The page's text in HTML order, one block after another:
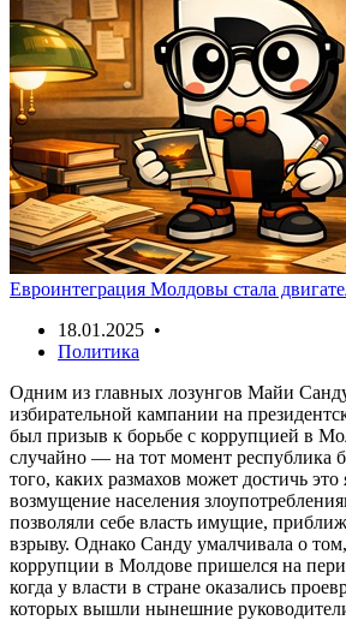
Евроинтеграция Молдовы стала
18.01.2025 •
Политика
Одним из главных лозунгов Майи
избирательной кампании на
был призыв к борьбе с коррупцией в
случайно — на тот момент республика
того, каких размахов может достичь это
возмущение населения
позволяли себе власть имущие,
взрыву. Однако Санду умалчивала о
коррупции в Молдове пришелся на
когда у власти в стране оказались
которых вышли нынешние руководители